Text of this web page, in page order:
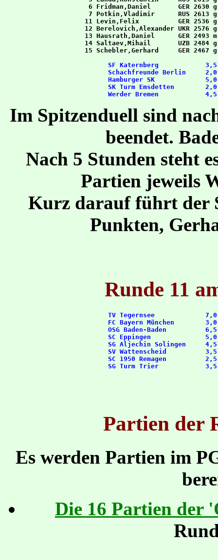
6 Fridman,Daniel       GER 2630
7 Potkin,Vladimir      RUS 2613
11 Levin,Felix          GER 2536
12 Berelovich,Alexander UKR
13 Hausrath,Daniel      GER 2493
14 Saltaev,Mihail       UZB 2484
SF Katernberg
Schachfreunde
Hamburger SK
SK Turm Emsdetten
Im Spitzenduell sind
beendet.
Nach 5 Stunden steht
Partien jeweils
Kurz darauf führt der
Punkten,
Runde 11
TV Tegernsee
FC Bayern
OSG Baden-Baden
SC Eppingen
SG Aljechin
SV Wattenscheid
SC 1950 Remagen
Partien der
Es werden Partien im
Die 16 Partien der